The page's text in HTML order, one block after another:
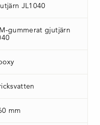
JL1040
gummerat gjutjärn
mm